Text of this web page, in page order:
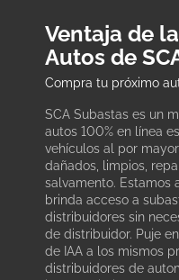
Ventaja de
Autos de
Compra tu próximo
SCA Subastas es un
autos 100% en línea
vehículos al por
dañados, limpios,
salvamento. Estamos
brinda acceso a
distribuidores sin
de distribuidor. Puje
de IAA a los mismos
distribuidores de